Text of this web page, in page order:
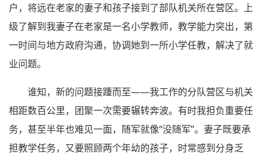
户，将远在老家的妻子和孩子接到了部队机关所在营区。上
级了解到我妻子在老家是一名小学教师，教学能力突出，第
一时间与地方政府沟通，协调她到一所小学任教，解决了就
业问题。
谁知，新的问题接踵而至——我工作的分队营区与机关
相距数百公里，团聚一次需要辗转奔波。有时我担负重要任
务，甚至半年也难见一面，随军就像“没随军”。妻子既要承
担教学任务，又要照顾两个年幼的孩子，时常感到分身乏